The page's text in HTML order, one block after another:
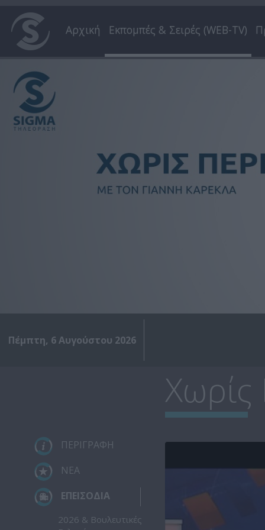
Αρχική Εκπομπές & Σειρές (WEB-TV)
Πέμπτη, 6 Αυγούστου 2026
Χωρίς
ΠΕΡΙΓΡΑΦΗ
ΝΕΑ
ΕΠΕΙΣΟΔΙΑ
2026 & Βουλευτικές